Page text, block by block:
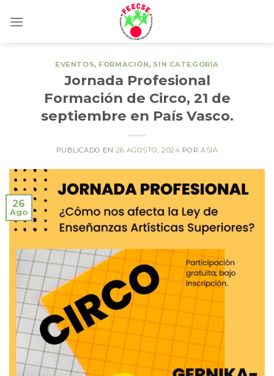
EVENTOS, FORMACIÓN, SIN CATEGORÍA
Jornada Profesional
Formación de Circo, 21 de
septiembre en País Vasco.
PUBLICADO EN 26 AGOSTO, 2024 PORASIA
26
Ago